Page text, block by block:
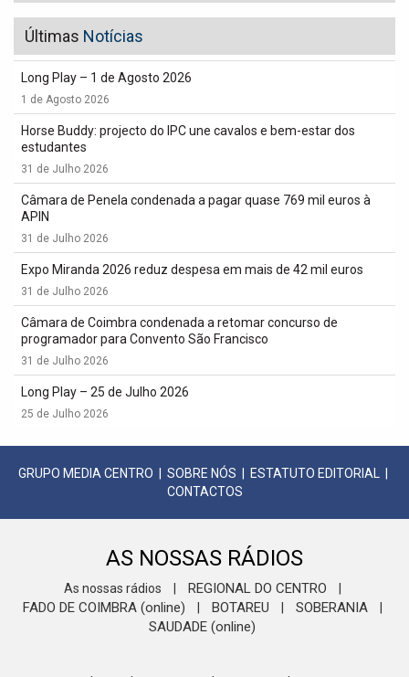
Últimas Notícias
Long Play – 1 de Agosto 2026
1 de Agosto 2026
Horse Buddy: projecto do IPC une cavalos e bem-estar dos
estudantes
31 de Julho 2026
Câmara de Penela condenada a pagar quase 769 mil euros à
APIN
31 de Julho 2026
Expo Miranda 2026 reduz despesa em mais de 42 mil euros
31 de Julho 2026
Câmara de Coimbra condenada a retomar concurso de
programador para Convento São Francisco
31 de Julho 2026
Long Play – 25 de Julho 2026
25 de Julho 2026
GRUPO MEDIA CENTRO SOBRE NÓS ESTATUTO EDITORIAL
CONTACTOS
AS NOSSAS RÁDIOS
As nossas rádios REGIONAL DO CENTRO
FADO DE COIMBRA (online) BOTAREU SOBERANIA
SAUDADE (online)